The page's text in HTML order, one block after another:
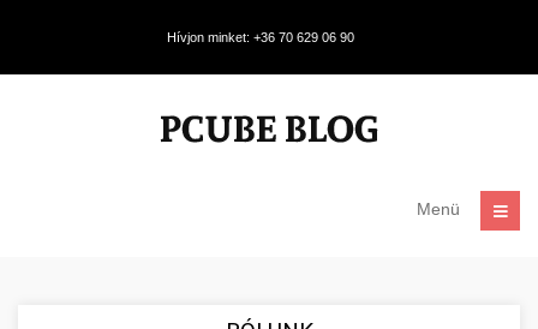
Hívjon minket: +36 70 629 06 90
Menü